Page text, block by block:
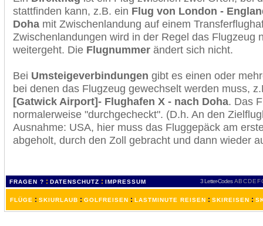
stattfinden kann, z.B. ein Flug von London -
Doha mit Zwischenlandung auf einem
Zwischenlandungen wird in der Regel das Flugzeug
weitergeht. Die Flugnummer ändert sich nicht.
Bei Umsteigeverbindungen gibt es einen oder
bei denen das Flugzeug gewechselt werden muss,
[Gatwick Airport]- Flughafen X - nach Doha. Das
normalerweise "durchgecheckt". (D.h. An den
Ausnahme: USA, hier muss das Fluggepäck am
abgeholt, durch den Zoll gebracht und dann wieder
FRAGEN ? : DATENSCHUTZ : IMPRESSUM 3 Letter-Codes ABCDEF
FLÜGE : SKIURLAUB : GOLFREISEN : LASTMINUTE REISEN : SKIREISEN :